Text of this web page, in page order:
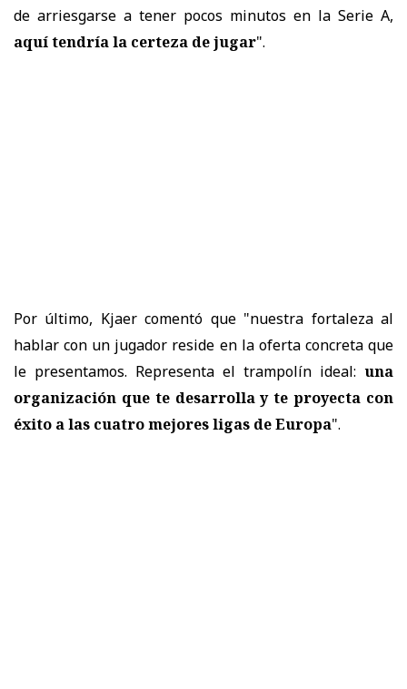
de arriesgarse a tener pocos minutos en la Serie A,
aquí tendría la certeza de jugar".
Por último, Kjaer comentó que "nuestra fortaleza al
hablar con un jugador reside en la oferta concreta que
le presentamos. Representa el trampolín ideal: una
organización que te desarrolla y te proyecta con
éxito a las cuatro mejores ligas de Europa".